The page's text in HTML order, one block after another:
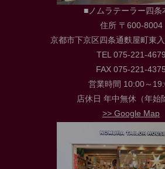
■ノムラテーラー四条
住所 〒600-8004
京都市下京区四条通麩屋町東
TEL 075-221-4679
FAX 075-221-4375
営業時間 10:00～
店休日 年中無休（年始
>> Google Map